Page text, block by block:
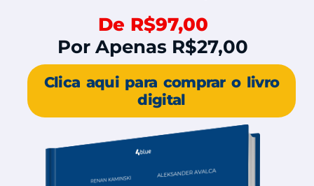
De R$97,00
Por Apenas R$27,00
Clica aqui para comprar o livro
digital